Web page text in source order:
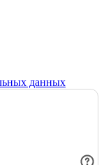
данных